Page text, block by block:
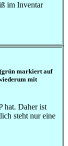
im Inventar
(grün markiert auf
mit
hat. Daher ist
steht nur eine